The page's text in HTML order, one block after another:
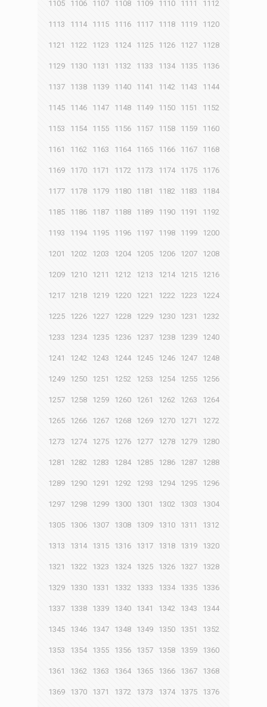
1105 1106 1107 1108 1109 1110 1111 1112
1113 1114 1115 1116 1117 1118 1119 1120
1121 1122 1123 1124 1125 1126 1127 1128
1129 1130 1131 1132 1133 1134 1135 1136
1137 1138 1139 1140 1141 1142 1143 1144
1145 1146 1147 1148 1149 1150 1151 1152
1153 1154 1155 1156 1157 1158 1159 1160
1161 1162 1163 1164 1165 1166 1167 1168
1169 1170 1171 1172 1173 1174 1175 1176
1177 1178 1179 1180 1181 1182 1183 1184
1185 1186 1187 1188 1189 1190 1191 1192
1193 1194 1195 1196 1197 1198 1199 1200
1201 1202 1203 1204 1205 1206 1207 1208
1209 1210 1211 1212 1213 1214 1215 1216
1217 1218 1219 1220 1221 1222 1223 1224
1225 1226 1227 1228 1229 1230 1231 1232
1233 1234 1235 1236 1237 1238 1239 1240
1241 1242 1243 1244 1245 1246 1247 1248
1249 1250 1251 1252 1253 1254 1255 1256
1257 1258 1259 1260 1261 1262 1263 1264
1265 1266 1267 1268 1269 1270 1271 1272
1273 1274 1275 1276 1277 1278 1279 1280
1281 1282 1283 1284 1285 1286 1287 1288
1289 1290 1291 1292 1293 1294 1295 1296
1297 1298 1299 1300 1301 1302 1303 1304
1305 1306 1307 1308 1309 1310 1311 1312
1313 1314 1315 1316 1317 1318 1319 1320
1321 1322 1323 1324 1325 1326 1327 1328
1329 1330 1331 1332 1333 1334 1335 1336
1337 1338 1339 1340 1341 1342 1343 1344
1345 1346 1347 1348 1349 1350 1351 1352
1353 1354 1355 1356 1357 1358 1359 1360
1361 1362 1363 1364 1365 1366 1367 1368
1369 1370 1371 1372 1373 1374 1375 1376